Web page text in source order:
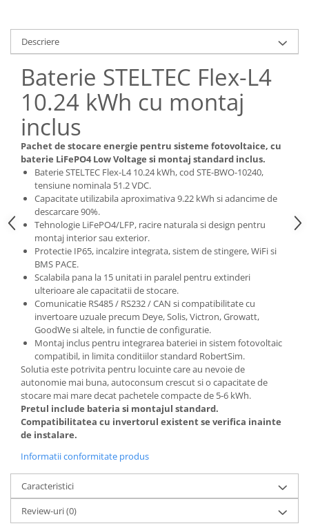
Descriere
Baterie STELTEC Flex-L4
10.24 kWh cu montaj
inclus
Pachet de stocare energie pentru sisteme fotovoltaice, cu
baterie LiFePO4 Low Voltage si montaj standard inclus.
Baterie STELTEC Flex-L4 10.24 kWh, cod STE-BWO-10240,
tensiune nominala 51.2 VDC.
Capacitate utilizabila aproximativa 9.22 kWh si adancime de
descarcare 90%.
Tehnologie LiFePO4/LFP, racire naturala si design pentru
montaj interior sau exterior.
Protectie IP65, incalzire integrata, sistem de stingere, WiFi si
BMS PACE.
Scalabila pana la 15 unitati in paralel pentru extinderi
ulterioare ale capacitatii de stocare.
Comunicatie RS485 / RS232 / CAN si compatibilitate cu
invertoare uzuale precum Deye, Solis, Victron, Growatt,
GoodWe si altele, in functie de configuratie.
Montaj inclus pentru integrarea bateriei in sistem fotovoltaic
compatibil, in limita conditiilor standard RobertSim.
Solutia este potrivita pentru locuinte care au nevoie de
autonomie mai buna, autoconsum crescut si o capacitate de
stocare mai mare decat pachetele compacte de 5-6 kWh.
Pretul include bateria si montajul standard.
Compatibilitatea cu invertorul existent se verifica inainte
de instalare.
Informatii conformitate produs
Caracteristici
Review-uri(0)